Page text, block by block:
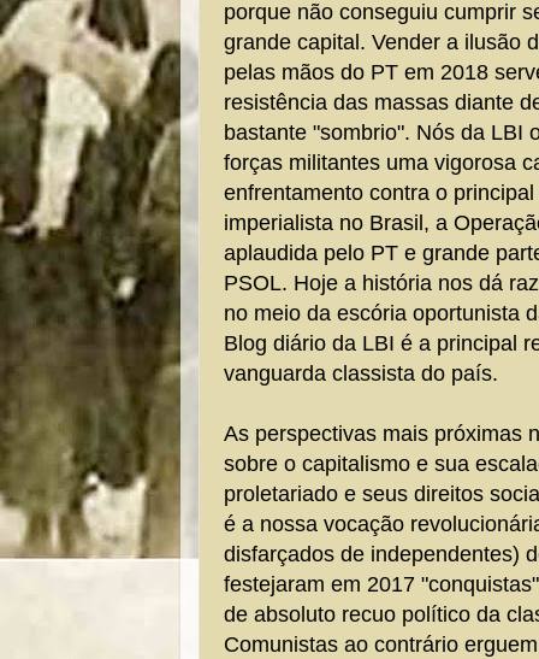
porque não conseguiu cumprir
grande capital. Vender a ilusão
pelas mãos do PT em 2018
resistência das massas diante
bastante "sombrio". Nós da LBI
forças militantes uma vigorosa
enfrentamento contra o
imperialista no Brasil, a
aplaudida pelo PT e grande
PSOL. Hoje a história nos dá
no meio da escória oportunista
Blog diário da LBI é a principal
vanguarda classista do país.
As perspectivas mais próximas
sobre o capitalismo e sua
proletariado e seus direitos
é a nossa vocação
disfarçados de independentes)
festejaram em 2017
de absoluto recuo político da
Comunistas ao contrário